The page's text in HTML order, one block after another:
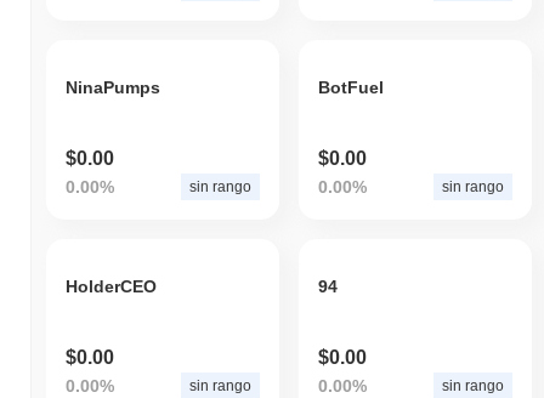
NinaPumps
$0.00
0.00% sin rango
BotFuel
$0.00
0.00% sin rango
HolderCEO
$0.00
0.00% sin rango
94
$0.00
0.00% sin rango